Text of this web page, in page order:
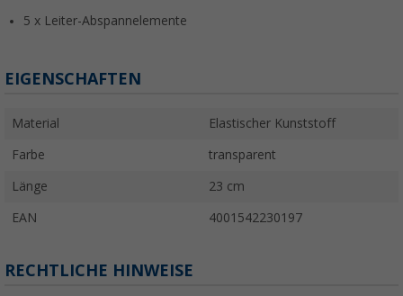
5 x Leiter-Abspannelemente
EIGENSCHAFTEN
Material Elastischer Kunststoff
Farbe transparent
Länge 23 cm
EAN 4001542230197
RECHTLICHE HINWEISE